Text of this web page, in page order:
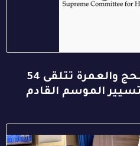
اللجنة العليا لشؤون الحج والعمرة تتلقى 54
الموسم القادم